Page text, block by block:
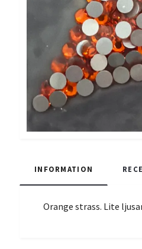
INFORMATION
Orange strass. Lite